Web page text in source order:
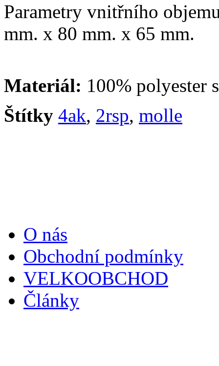
Parametry vnitřního
mm. x 80 mm. x 65 mm.
Materiál: 100% polyester
Štítky 4ak, 2rsp, molle
O nás
Obchodní podmínky
VELKOOBCHOD
Články